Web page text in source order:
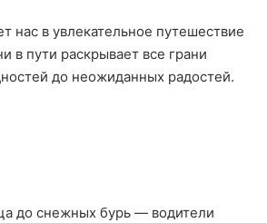
нас в увлекательное путешествие
в пути раскрывает все грани
до неожиданных радостей.
до снежных бурь — водители